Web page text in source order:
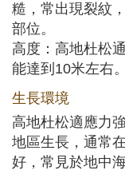
糙，常出現裂紋
部位。
高度：高地杜松
能達到10米左右。
生長環境
高地杜松適應力
地區生長，通常
好，常見於地中